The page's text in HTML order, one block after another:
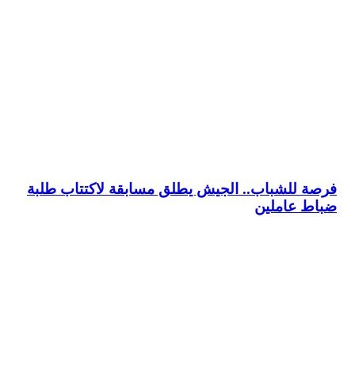
فرصة للشباب.. الجيش يطلق مسابقة لاكتتاب طلبة
ضباط عاملين